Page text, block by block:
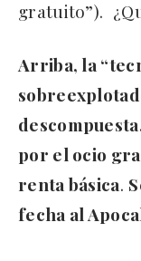
gratuito”).
Arriba, la
por el ocio
renta básica.
fecha al